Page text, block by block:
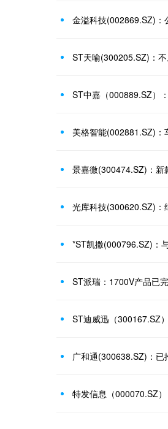
金溢科技(002869.SZ)：
ST天喻(300205.SZ)：
ST中嘉（000889.SZ）
景嘉微(300474.SZ)：新
*ST凯撒(000796.SZ)：
ST派瑞：1700V产品已
广和通(300638.SZ)：已